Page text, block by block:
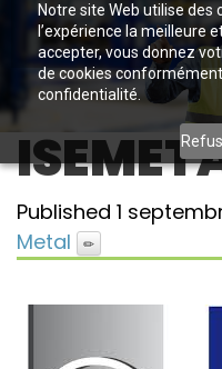
Notre site Web utilise
l’expérience la meilleure
accepter, vous donnez
de cookies
confidentialité.
Published 1
Metal